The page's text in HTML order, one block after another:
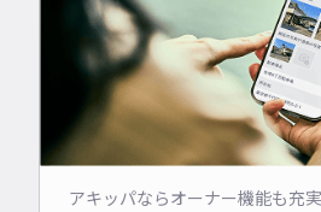
アキッパならオーナー機能も充実